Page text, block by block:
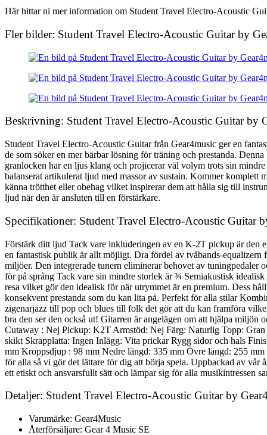
Här hittar ni mer information om Student Travel Electro-Acoustic
Fler bilder: Student Travel Electro-Acoustic Guitar by
Beskrivning: Student Travel Electro-Acoustic Guitar by
Student Travel Electro-Acoustic Guitar från Gear4music ger en
de som söker en mer bärbar lösning för träning och prestanda.
granlocken har en ljus klang och projicerar väl volym trots sin
balanserat artikulerat ljud med massor av sustain. Kommer
känna trötthet eller obehag vilket inspirerar dem att hålla sig till
ljud när den är ansluten till en förstärkare.
Specifikationer: Student Travel Electro-Acoustic Guitar
Förstärk ditt ljud Tack vare inkluderingen av en K-2T pickup är den
en fantastisk publik är allt möjligt. Dra fördel av tvåbands-equalizern
miljöer. Den integrerade tunern eliminerar behovet av
för på språng Tack vare sin mindre storlek är ¾ Semiakustisk
resa vilket gör den idealisk för när utrymmet är en premium. Dess
konsekvent prestanda som du kan lita på. Perfekt för alla stilar
zigenarjazz till pop och blues till folk det gör att du kan framföra
bra den ser den också ut! Gitarren är angelägen om att hjälpa
Cutaway : Nej Pickup: K2T Armstöd: Nej Färg: Naturlig Topp:
skikt Skrapplatta: Ingen Inlägg: Vita prickar Rygg sidor och hals
mm Kroppsdjup : 98 mm Nedre längd: 335 mm Övre längd: 255
för alla så vi gör det lättare för dig att börja spela. Uppbackad av
ett etiskt och ansvarsfullt sätt och lämpar sig för alla musikintressen
Detaljer: Student Travel Electro-Acoustic Guitar by
Varumärke: Gear4Music
Återförsäljare: Gear 4 Music SE